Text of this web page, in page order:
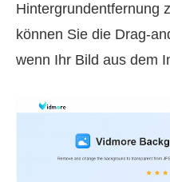
Hintergrundentfernung
können Sie die Drag-
wenn Ihr Bild aus dem